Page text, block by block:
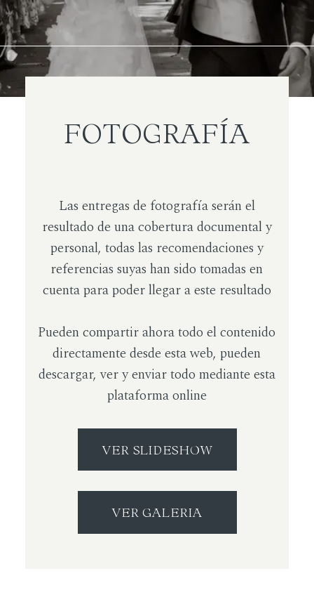
FOTOGRAFÍA
Las entregas de fotografía serán el
resultado de una cobertura documental y
personal, todas las recomendaciones y
referencias suyas han sido tomadas en
cuenta para poder llegar a este resultado
Pueden compartir ahora todo el contenido
directamente desde esta web, pueden
descargar, ver y enviar todo mediante esta
plataforma online
VER SLIDESHOW
VER GALERIA